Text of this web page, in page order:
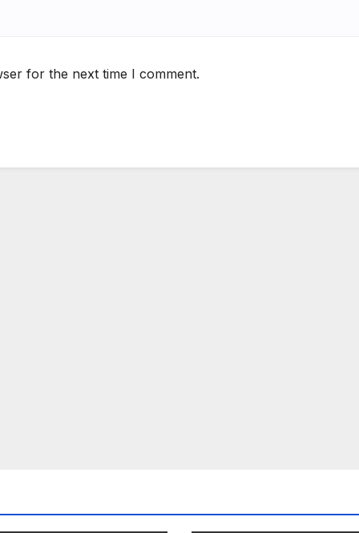
for the next time I comment.